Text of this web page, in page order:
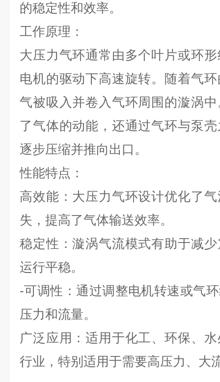
的稳定性和效率。
工作原理：
大压力气环通常由多个叶片或环
电机的驱动下高速旋转。随着气
气被吸入并卷入气环周围的漩涡
了气体的动能，还通过气环与泵
逐步压缩并推向出口。
性能特点：
高效能：大压力气环设计优化了
失，提高了气体输送效率。
稳定性：漩涡气流模式有助于减
运行平稳。
-可调性：通过调整电机转速或气
压力和流量。
广泛应用：适用于化工、环保、
行业，特别适用于需要高压力、大